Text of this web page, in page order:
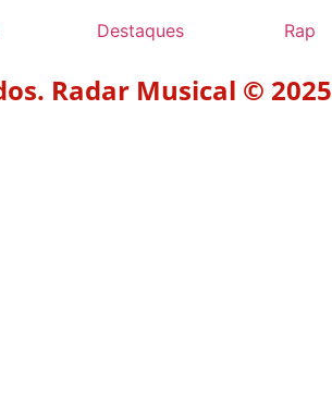
Destaques Rap
Radar Musical © 2025